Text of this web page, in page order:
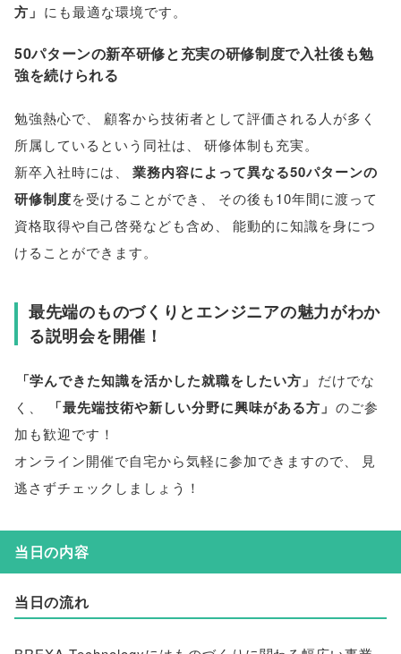
方 」 にも最適な環境です。
50パターンの新卒研修と充実の研修制度で入社後も勉
強を続けられる
勉強熱心で、
顧客から技術者として評価される人が多く
所属しているという同社は、 研修体制も充実。
新卒入社時には、
業務内容によって異なる50パターンの
研修制度を受けることができ 、
その後も10年間に渡って
資格取得や自己啓発なども含め、
能動的に知識を身につ
けることができます。
最先端のものづくりとエンジニアの魅力がわか
る説明会を開催！
「学んできた知識を活かした就職をしたい方 」 だけでな
く 、 「最先端技術や新しい分野に興味がある方 」 のご参
加も歓迎です！
オンライン開催で自宅から気軽に参加できますので、
見
逃さずチェックしましょう！
当日の内容
当日の流れ